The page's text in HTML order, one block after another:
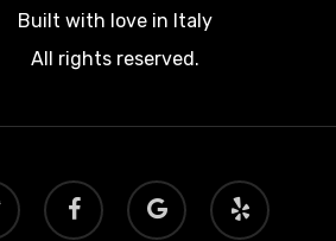
Built with love in Italy
All rights reserved.
facebook
google-
plus
yelp